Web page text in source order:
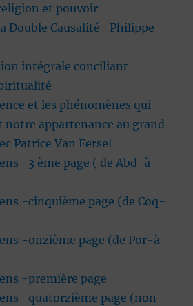
et pouvoir
Double Causalité -Philippe
intégrale conciliant
et les phénomènes qui
appartenance au grand
Patrice Van Eersel
-3 ème page ( de Abd-à
-cinquième page (de Coq-
-onzième page (de Por-à
-première page
-quatorzième page (non